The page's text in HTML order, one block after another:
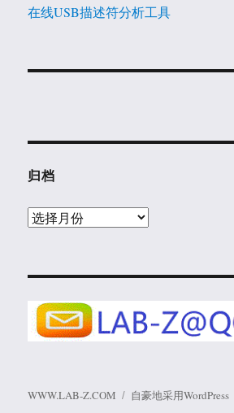
在线USB描述符分析工具
归档
归
WWW.LAB-Z.COM 自豪地采用WordPress